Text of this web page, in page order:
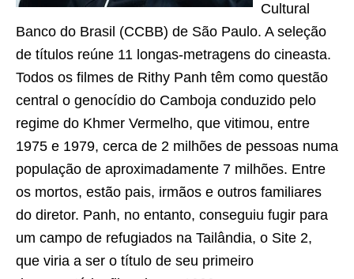
Cultural
Banco do Brasil (CCBB) de São Paulo. A seleção
de títulos reúne 11 longas-metragens do cineasta.
Todos os filmes de Rithy Panh têm como questão
central o genocídio do Camboja conduzido pelo
regime do Khmer Vermelho, que vitimou, entre
1975 e 1979, cerca de 2 milhões de pessoas numa
população de aproximadamente 7 milhões. Entre
os mortos, estão pais, irmãos e outros familiares
do diretor. Panh, no entanto, conseguiu fugir para
um campo de refugiados na Tailândia, o Site 2,
que viria a ser o título de seu primeiro